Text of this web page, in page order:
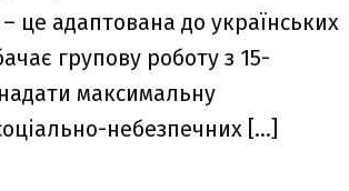
це адаптована до українських
групову роботу з 15-
максимальну
небезпечних […]